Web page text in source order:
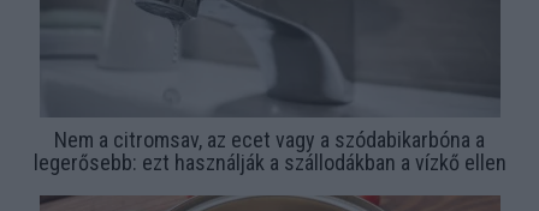
Nem a citromsav, az ecet vagy a szódabikarbóna a
legerősebb: ezt használják a szállodákban a vízkő ellen